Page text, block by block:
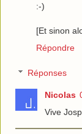
:-)
[Et sinon
Répondre
Réponses
Nicolas
Vive